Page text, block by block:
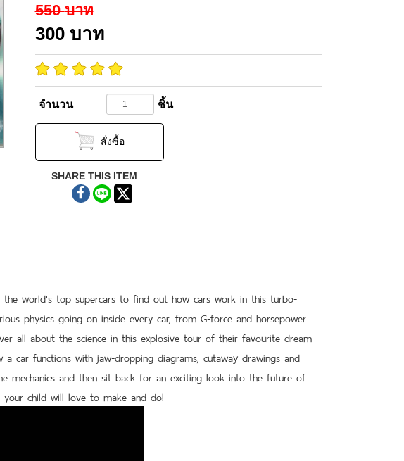
550บาท
300 บาท
จำนวน ชิ้น
สั่งซื้อ
SHARE THIS ITEM
the world's top supercars to find out how cars work in this turbo-
physics going on inside every car, from G-force and horsepower
all about the science in this explosive tour of their favourite dream
car functions with jaw-dropping diagrams, cutaway drawings and
mechanics and then sit back for an exciting look into the future of
your child will love to make and do!